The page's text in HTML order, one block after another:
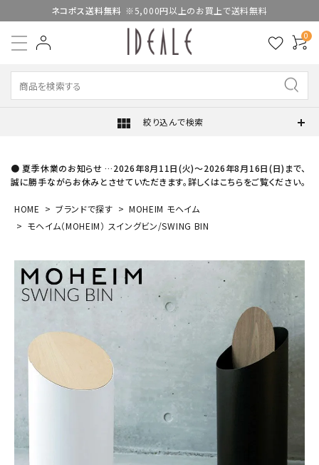
ネコポス送料無料 ※5,000円以上のお買上で送料無料
0
view_module 絞り込んで検索
● 夏季休業のお知らせ …2026年8月11日(火)～2026年8月16日(日)まで、
誠に勝手ながらお休みとさせていただきます。詳しくはこちらをご覧ください。
HOME ブランドで探す
MOHEIM モヘイム
モヘイム（MOHEIM） スイングビン/SWING BIN